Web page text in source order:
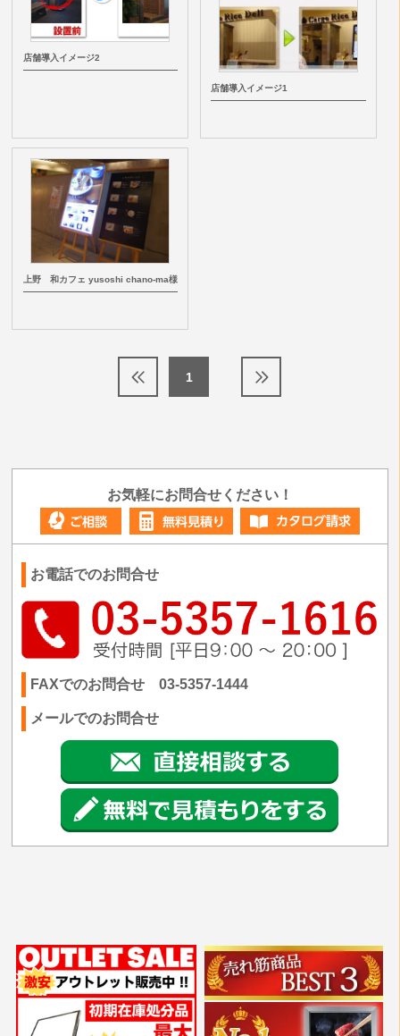
店舗導入イメージ2
店舗導入イメージ1
上野 和カフェ yusoshi chano-ma様
1
お気軽にお問合せください！
お電話でのお問合せ
FAXでのお問合せ 03-5357-1444
メールでのお問合せ